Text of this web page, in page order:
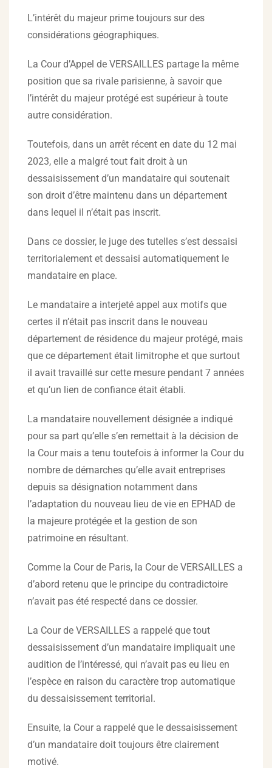
L’intérêt du majeur prime toujours sur des
considérations géographiques.
La Cour d’Appel de VERSAILLES partage la même
position que sa rivale parisienne, à savoir que
l’intérêt du majeur protégé est supérieur à toute
autre considération.
Toutefois, dans un arrêt récent en date du 12 mai
2023, elle a malgré tout fait droit à un
dessaisissement d’un mandataire qui soutenait
son droit d’être maintenu dans un département
dans lequel il n’était pas inscrit.
Dans ce dossier, le juge des tutelles s’est dessaisi
territorialement et dessaisi automatiquement le
mandataire en place.
Le mandataire a interjeté appel aux motifs que
certes il n’était pas inscrit dans le nouveau
département de résidence du majeur protégé, mais
que ce département était limitrophe et que surtout
il avait travaillé sur cette mesure pendant 7 années
et qu’un lien de confiance était établi.
La mandataire nouvellement désignée a indiqué
pour sa part qu’elle s’en remettait à la décision de
la Cour mais a tenu toutefois à informer la Cour du
nombre de démarches qu’elle avait entreprises
depuis sa désignation notamment dans
l’adaptation du nouveau lieu de vie en EPHAD de
la majeure protégée et la gestion de son
patrimoine en résultant.
Comme la Cour de Paris, la Cour de VERSAILLES a
d’abord retenu que le principe du contradictoire
n’avait pas été respecté dans ce dossier.
La Cour de VERSAILLES a rappelé que tout
dessaisissement d’un mandataire impliquait une
audition de l’intéressé, qui n’avait pas eu lieu en
l’espèce en raison du caractère trop automatique
du dessaisissement territorial.
Ensuite, la Cour a rappelé que le dessaisissement
d’un mandataire doit toujours être clairement
motivé.